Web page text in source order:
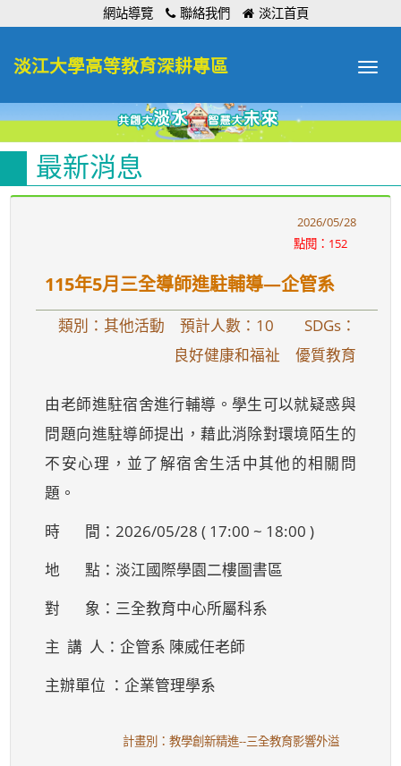
網站導覽 聯絡我們 淡江首頁
Toggle
淡江大學高等教育深耕專區
最新消息
2026/05/28
點閱：152
115年5月三全導師進駐輔導—企管系
類別：其他活動 預計人數：10
SDGs：
良好健康和福祉 優質教育
由老師進駐宿舍進行輔導。學生可以就疑惑與
問題向進駐導師提出，藉此消除對環境陌生的
不安心理，並了解宿舍生活中其他的相關問
題。
時 間：2026/05/28 ( 17:00 ~ 18:00 )
地 點：淡江國際學園二樓圖書區
對 象：三全教育中心所屬科系
主 講 人：企管系 陳威任老師
主辦單位 ：企業管理學系
計畫別：教學創新精進--三全教育影響外溢